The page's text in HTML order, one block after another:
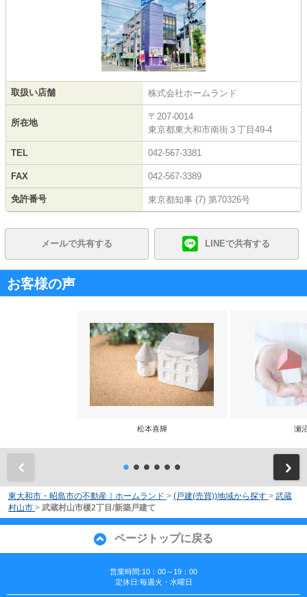
取扱い店舗 株式会社ホームランド
所在地
〒207-0014
東京都東大和市南街３丁目49-4
TEL 042-567-3381
FAX 042-567-3389
免許番号 東京都知事 (7) 第70326号
メールで共有する LINEで共有する
お客様の声
松本喜輝 瀬
東大和市・昭島市の不動産｜ホームランド > (戸建(売買))地域から探す > 武蔵
村山市 > 武蔵村山市榎2丁目/新築戸建て
ページトップに戻る
営業時間:10：00～19：00
定休日:毎週火・水曜日